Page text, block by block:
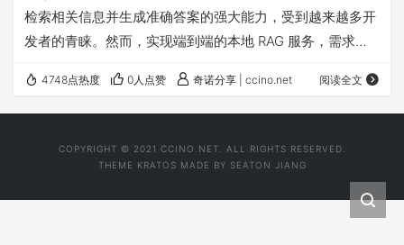
检索相关信息并生成准确答案的强大能力，受到越来越多开
发者的青睐。然而，实现端到端的本地 RAG 服务，需求的
理框架。 在构建本地 RAG 服务时，利用易于部署的
Docker 方式，可以极大简化模型管理和服务集成。这里我
通过 Ollama 来引入 bge-m3…
4748点热度 0人点赞 奇诺分享 | ccino.net 阅读全文
COPYRIGHT © 2021 CCINO.NET. ALL RIGHTS RESERVED.
THEME KRATOS MADE BY SEATON JIANG